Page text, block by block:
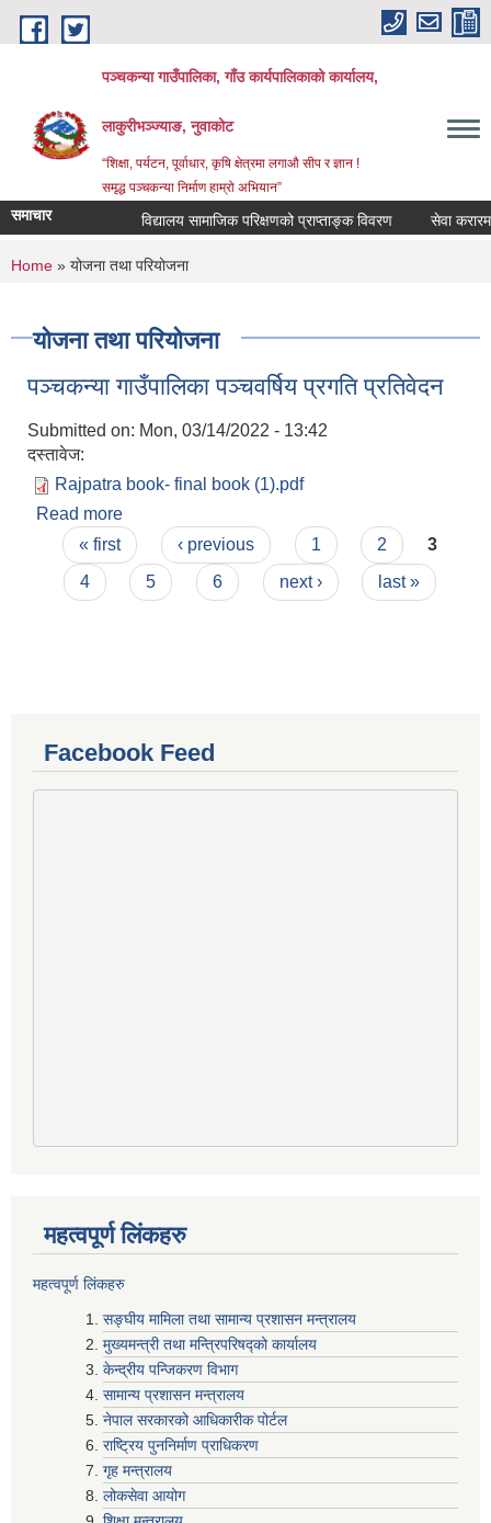
Skip to main content
पञ्‍चकन्या गाउँपालिका, गाँउ कार्यपालिकाको कार्यालय,
लाकुरीभञ्‍ज्याङ, नुवाकोट
“शिक्षा, पर्यटन, पूर्वाधार, कृषि क्षेत्रमा लगाऔ सीप र ज्ञान !
समृद्ध पञ्‍चकन्या निर्माण हाम्रो अभियान”
समाचार विद्यालय सामाजिक परिक्षणको प्राप्ताङ्क विवरण सेवा करारमा
You are here
Home » योजना तथा परियोजना
योजना तथा परियोजना
पञ्चकन्या गाउँपालिका पञ्चवर्षिय प्रगति प्रतिवेदन
Submitted on: Mon, 03/14/2022 - 13:42
दस्तावेज:
Rajpatra book- final book (1).pdf
Read more
Pages
« first ‹ previous 1 2
3
4
5 6 next › last »
Facebook Feed
महत्वपूर्ण लिंकहरु
महत्वपूर्ण लिंकहरु
सङ्घीय मामिला तथा सामान्य प्रशासन मन्त्रालय
मुख्यमन्त्री तथा मन्त्रिपरिषद्‍को कार्यालय
केन्द्रीय पन्जिकरण विभाग
सामान्य प्रशासन मन्त्रालय
नेपाल सरकारको आधिकारीक पोर्टल
राष्ट्रिय पुननिर्माण प्राधिकरण
गृह मन्त्रालय
लोकसेवा आयोग